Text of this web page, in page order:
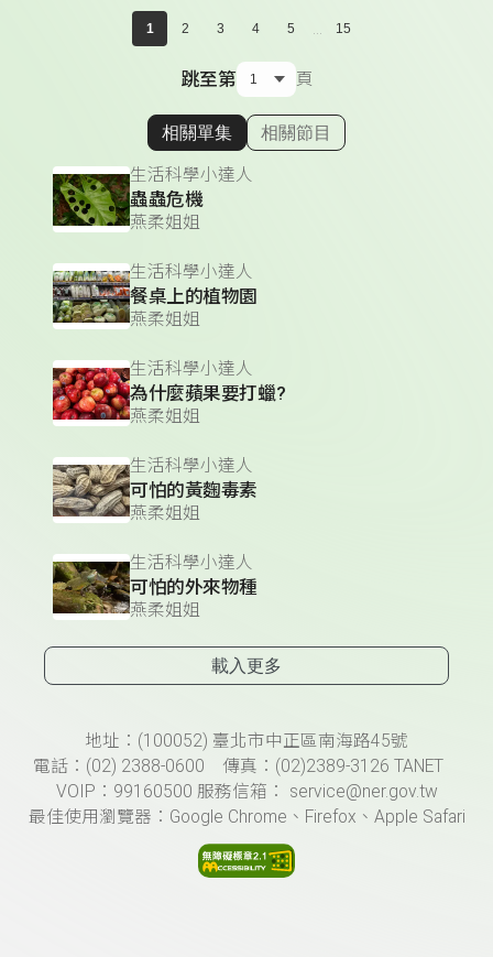
1 2 3 4 5 ... 15
跳至第 頁
顯示相關單集
相關單集 相關節目
生活科學小達人
蟲蟲危機
燕柔姐姐
生活科學小達人
餐桌上的植物園
燕柔姐姐
生活科學小達人
為什麼蘋果要打蠟?
燕柔姐姐
生活科學小達人
可怕的黃麴毒素
燕柔姐姐
生活科學小達人
可怕的外來物種
燕柔姐姐
載入更多
頁尾資訊地址：(100052) 臺北市中正區南海路45號
電話：(02) 2388-0600 傳真：(02)2389-3126 TANET
VOIP：99160500 服務信箱： service@ner.gov.tw
最佳使用瀏覽器：Google Chrome、Firefox、Apple Safari